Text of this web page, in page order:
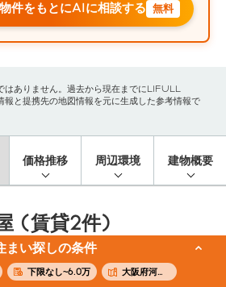
まい探しの条件
下限なし~6.0万 大阪府河内長野市
件をもとにAIに相談する 無料
はありません。過去から現在までにLIFULL
報と提携先の地図情報を元に生成した参考情報で
価格推移 周辺環境 建物概要
(賃貸2件)